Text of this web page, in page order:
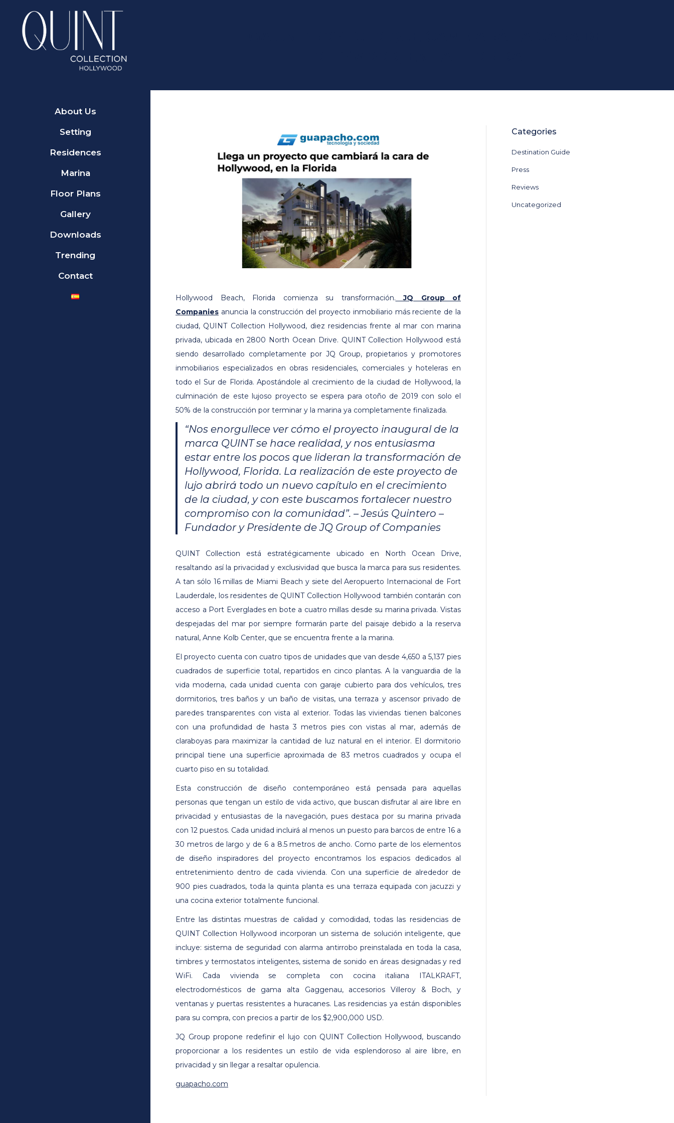
About Us
Setting
Residences
Marina
Floor Plans
Gallery
Downloads
Trending
Contact
Hollywood Beach, Florida comienza su transformación. JQ Group of
Companies anuncia la construcción del proyecto inmobiliario más reciente de la
ciudad, QUINT Collection Hollywood, diez residencias frente al mar con marina
privada, ubicada en 2800 North Ocean Drive. QUINT Collection Hollywood está
siendo desarrollado completamente por JQ Group, propietarios y promotores
inmobiliarios especializados en obras residenciales, comerciales y hoteleras en
todo el Sur de Florida. Apostándole al crecimiento de la ciudad de Hollywood, la
culminación de este lujoso proyecto se espera para otoño de 2019 con solo el
50% de la construcción por terminar y la marina ya completamente finalizada.
“Nos enorgullece ver cómo el proyecto inaugural de la
marca QUINT se hace realidad, y nos entusiasma
estar entre los pocos que lideran la transformación de
Hollywood, Florida. La realización de este proyecto de
lujo abrirá todo un nuevo capítulo en el crecimiento
de la ciudad, y con este buscamos fortalecer nuestro
compromiso con la comunidad”. – Jesús Quintero –
Fundador y Presidente de JQ Group of Companies
QUINT Collection está estratégicamente ubicado en North Ocean Drive,
resaltando así la privacidad y exclusividad que busca la marca para sus residentes.
A tan sólo 16 millas de Miami Beach y siete del Aeropuerto Internacional de Fort
Lauderdale, los residentes de QUINT Collection Hollywood también contarán con
acceso a Port Everglades en bote a cuatro millas desde su marina privada. Vistas
despejadas del mar por siempre formarán parte del paisaje debido a la reserva
natural, Anne Kolb Center, que se encuentra frente a la marina.
El proyecto cuenta con cuatro tipos de unidades que van desde 4,650 a 5,137 pies
cuadrados de superficie total, repartidos en cinco plantas. A la vanguardia de la
vida moderna, cada unidad cuenta con garaje cubierto para dos vehículos, tres
dormitorios, tres baños y un baño de visitas, una terraza y ascensor privado de
paredes transparentes con vista al exterior. Todas las viviendas tienen balcones
con una profundidad de hasta 3 metros pies con vistas al mar, además de
claraboyas para maximizar la cantidad de luz natural en el interior. El dormitorio
principal tiene una superficie aproximada de 83 metros cuadrados y ocupa el
cuarto piso en su totalidad.
Esta construcción de diseño contemporáneo está pensada para aquellas
personas que tengan un estilo de vida activo, que buscan disfrutar al aire libre en
privacidad y entusiastas de la navegación, pues destaca por su marina privada
con 12 puestos. Cada unidad incluirá al menos un puesto para barcos de entre 16 a
30 metros de largo y de 6 a 8.5 metros de ancho. Como parte de los elementos
de diseño inspiradores del proyecto encontramos los espacios dedicados al
entretenimiento dentro de cada vivienda. Con una superficie de alrededor de
900 pies cuadrados, toda la quinta planta es una terraza equipada con jacuzzi y
una cocina exterior totalmente funcional.
Entre las distintas muestras de calidad y comodidad, todas las residencias de
QUINT Collection Hollywood incorporan un sistema de solución inteligente, que
incluye: sistema de seguridad con alarma antirrobo preinstalada en toda la casa,
timbres y termostatos inteligentes, sistema de sonido en áreas designadas y red
WiFi. Cada vivienda se completa con cocina italiana ITALKRAFT,
electrodomésticos de gama alta Gaggenau, accesorios Villeroy & Boch, y
ventanas y puertas resistentes a huracanes. Las residencias ya están disponibles
para su compra, con precios a partir de los $2,900,000 USD.
JQ Group propone redefinir el lujo con QUINT Collection Hollywood, buscando
proporcionar a los residentes un estilo de vida esplendoroso al aire libre, en
privacidad y sin llegar a resaltar opulencia.
guapacho.com
Categories
Destination Guide
Press
Reviews
Uncategorized